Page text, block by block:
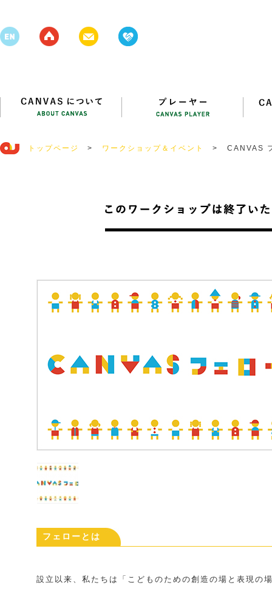
トップページ > ワークショップ＆イベント > CANVAS
フェローとは
設立以来、私たちは「こどものための創造の場と表現の